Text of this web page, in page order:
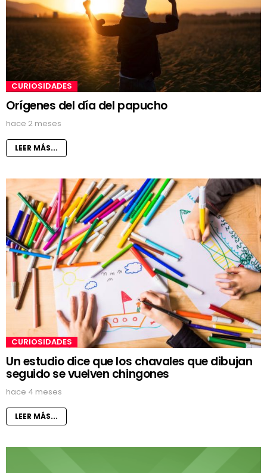
CURIOSIDADES
Orígenes del día del papucho
hace 2 meses
LEER MÁS...
CURIOSIDADES
Un estudio dice que los chavales que dibujan
seguido se vuelven chingones
hace 4 meses
LEER MÁS...